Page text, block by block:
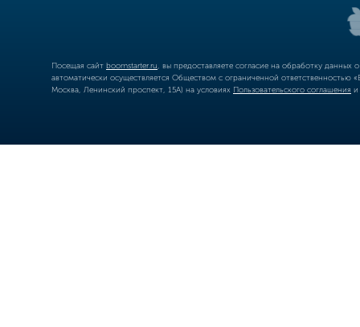
Посещая сайт boomstarter.ru , вы предоставляете согласие на обработку
автоматически осуществляется Обществом с ограниченной
Москва, Ленинский проспект, 15А) на условиях Пользовательского соглашения и